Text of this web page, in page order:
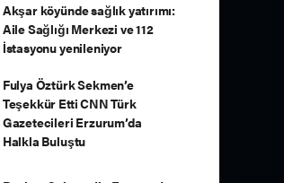
Akşar köyünde sağlık yatırımı:
Aile Sağlığı Merkezi ve 112
İstasyonu yenileniyor
Fulya Öztürk Sekmen’e
Teşekkür Etti CNN Türk
Gazetecileri Erzurum’da
Halkla Buluştu